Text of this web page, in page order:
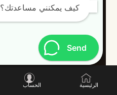
الرئيسية الحساب
كيف يمكنني مساعدتك؟
Send